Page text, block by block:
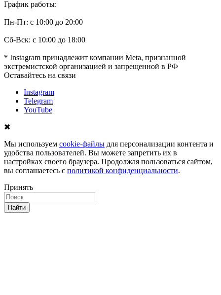
График работы:
Пн-Пт: с 10:00 до 20:00
Сб-Вск: с 10:00 до 18:00
* Instagram принадлежит компании Meta, признанной
экстремистской организацией и запрещенной в РФ
Оставайтесь на связи
Instagram
Telegram
YouTube
✖
Мы используем cookie-файлы для персонализации контента и
удобства пользователей. Вы можете запретить их в
настройках своего браузера. Продолжая пользоваться сайтом,
вы соглашаетесь с политикой конфиденциальности.
Принять
Найти